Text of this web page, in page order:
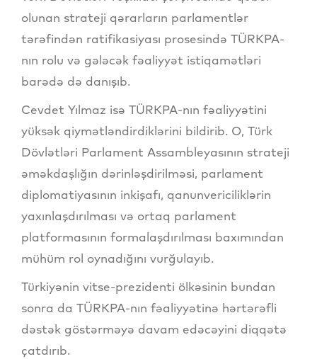
olunan strateji qərarların parlamentlər
tərəfindən ratifikasiyası prosesində TÜRKPA-
nın rolu və gələcək fəaliyyət istiqamətləri
barədə də danışıb.
Cevdet Yılmaz isə TÜRKPA-nın fəaliyyətini
yüksək qiymətləndirdiklərini bildirib. O, Türk
Dövlətləri Parlament Assambleyasının strateji
əməkdaşlığın dərinləşdirilməsi, parlament
diplomatiyasının inkişafı, qanunvericiliklərin
yaxınlaşdırılması və ortaq parlament
platformasının formalaşdırılması baxımından
mühüm rol oynadığını vurğulayıb.
Türkiyənin vitse-prezidenti ölkəsinin bundan
sonra da TÜRKPA-nın fəaliyyətinə hərtərəfli
dəstək göstərməyə davam edəcəyini diqqətə
çatdırıb.